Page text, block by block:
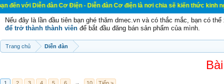
đàn Cơ Điện - Diễn đàn Cơ điện là nơi chia sẽ kiến thức kinh nghiệm
Nếu đây là lần đầu tiên bạn ghé thăm dmec.vn và có thắc mắc, bạn có
để trở thành thành viên để bắt đầu đăng bán sản phẩm của mình.
Trang chủ Diễn đàn